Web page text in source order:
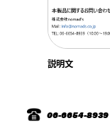
説明文
06-6654-8939